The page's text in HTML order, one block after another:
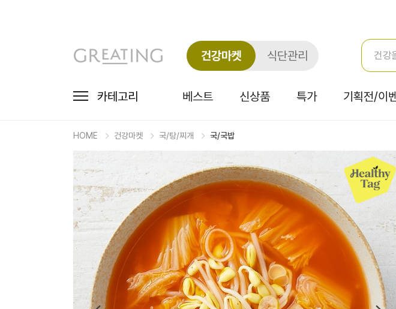
건강마켓 식단관리
카테고리 베스트 신상품 특가 기획전/이
HOME 건강마켓 국/탕/찌개 국/국밥
마
켓
상
세
상
품
정
보